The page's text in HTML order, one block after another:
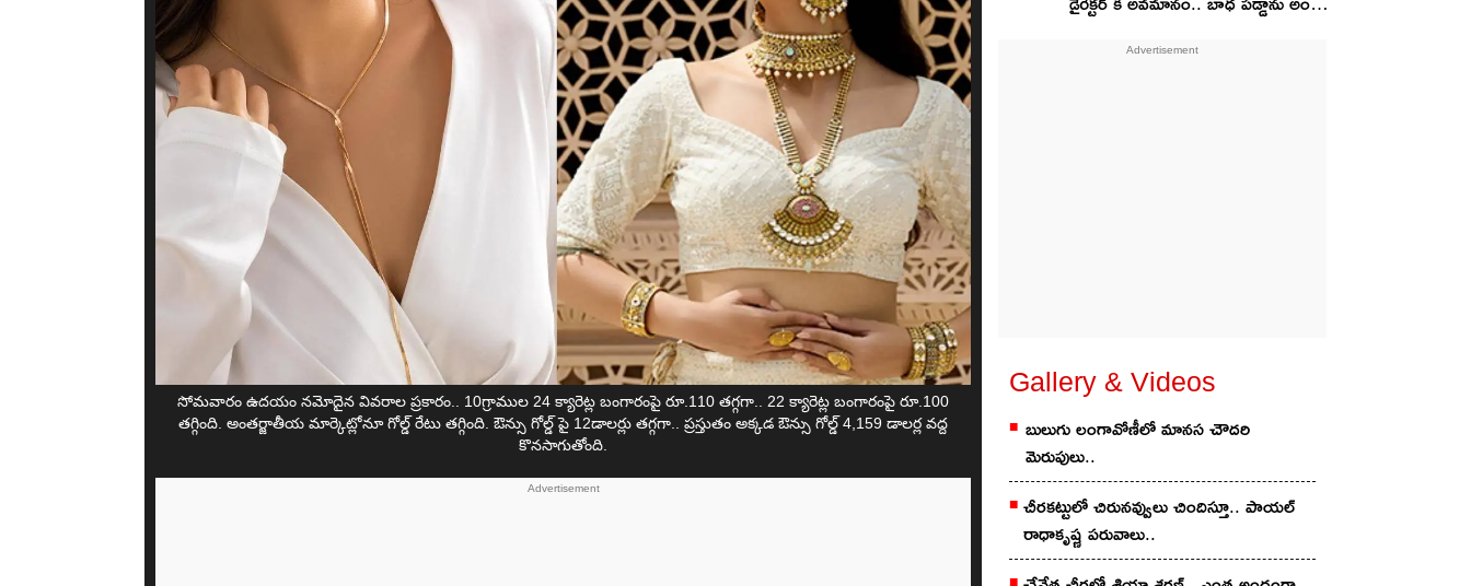
సోమవారం ఉదయం నమోదైన వివరాల ప్రకారం.. 10గ్రాముల 24 క్యారెట్ల బంగారంపై రూ.110 తగ్గగా.. 22 క్యారెట్ల బంగారంపై రూ.100
తగ్గింది. అంతర్జాతీయ మార్కెట్లోనూ గోల్డ్ రేటు తగ్గింది. ఔన్సు గోల్డ్ పై 12డాలర్లు తగ్గగా.. ప్రస్తుతం అక్కడ ఔన్సు గోల్డ్ 4,159 డాలర్ల వద్ద
కొనసాగుతోంది.
Gallery & Videos
బులుగు లంగావోణీలో మానస చౌదరి
మెరుపులు..
చీరకట్టులో చిరునవ్వులు చిందిస్తూ.. పాయల్
రాధాకృష్ణ పరువాలు..